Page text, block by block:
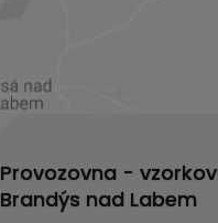
Provozovna -
Brandýs nad Labem